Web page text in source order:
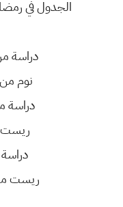
الجدول في
دراسة من 8 صباحًا الى
نوم من 4 عصراً الى 9 صباحاً
دراسة من 5 عصراً
ريست من 6
دراسة من 12
ريست من 4 صباحاً الى